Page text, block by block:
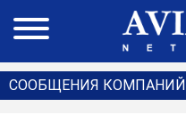
СООБЩЕНИЯ КОМПАНИЙ